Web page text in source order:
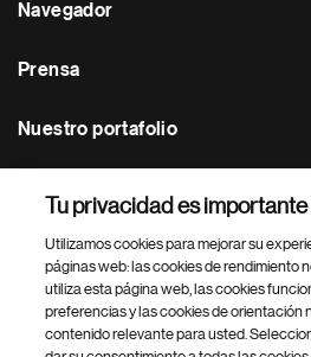
Navegador
Prensa
Nuestro portafolio
Footer Site Search
Tu privacidad es
Utilizamos cookies para mejorar su
páginas web: las cookies de rendimiento
utiliza esta página web, las cookies
preferencias y las cookies de orientación
contenido relevante para usted.